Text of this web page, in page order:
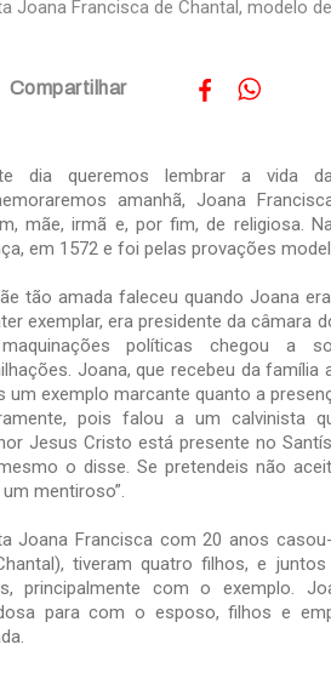
Joana Francisca de Chantal, modelo
Compartilhar
dia queremos lembrar a vida
amanhã, Joana
mãe, irmã e, por fim, de religiosa.
em 1572 e foi pelas provações
tão amada faleceu quando Joana
exemplar, era presidente da câmara
políticas chegou a
Joana, que recebeu da família
um exemplo marcante quanto a
pois falou a um calvinista
Jesus Cristo está presente no
o disse. Se pretendeis não
mentiroso”.
Joana Francisca com 20 anos
tiveram quatro filhos, e
principalmente com o exemplo.
para com o esposo, filhos e